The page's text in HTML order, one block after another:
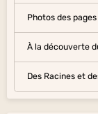
Photos des
À la découverte
Des Racines et